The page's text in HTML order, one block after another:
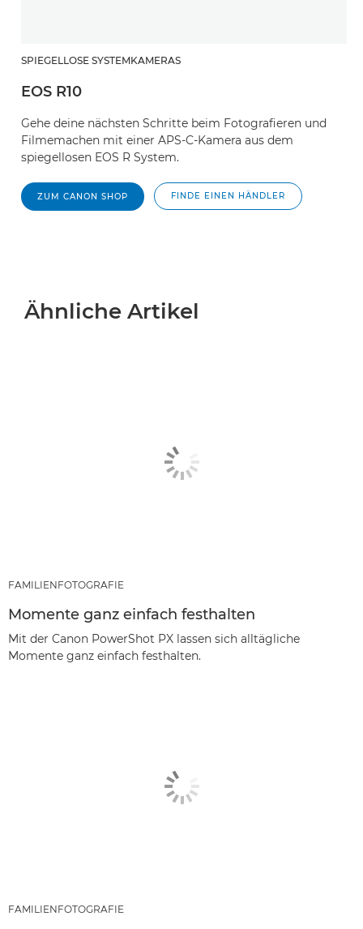
SPIEGELLOSE SYSTEMKAMERAS
EOS R10
Gehe deine nächsten Schritte beim Fotografieren und
Filmemachen mit einer APS-C-Kamera aus dem
spiegellosen EOS R System.
ZUM CANON SHOP FINDE EINEN HÄNDLER
Ähnliche Artikel
FAMILIENFOTOGRAFIE
Momente ganz einfach festhalten
Mit der Canon PowerShot PX lassen sich alltägliche
Momente ganz einfach festhalten.
FAMILIENFOTOGRAFIE